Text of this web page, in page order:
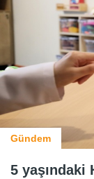
Gündem
5 yaşındaki